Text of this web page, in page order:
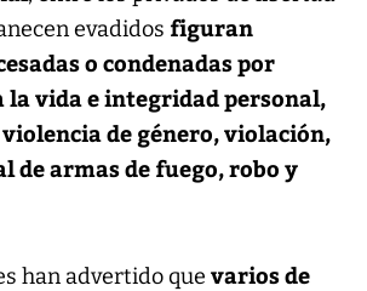
evadidos figuran
o condenadas por
vida e integridad personal,
de género, violación,
de armas de fuego, robo y
han advertido que varios de